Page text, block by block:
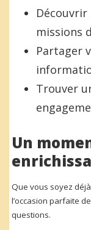
missions
Partager
Trouver
Un
Que vous soyez
l’occasion parfaite
questions.